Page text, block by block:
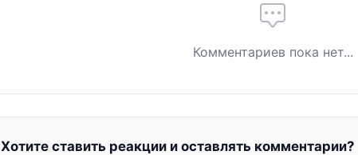
Комментариев пока нет...
Хотите ставить реакции и оставлять комментарии?